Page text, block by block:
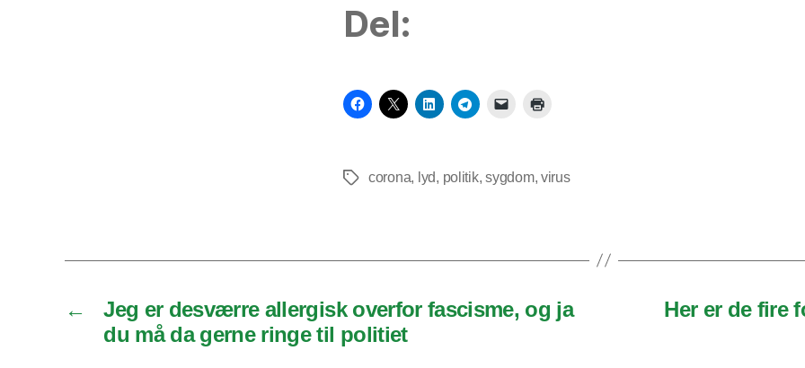
Del:
Tagscorona, lyd, politik,sygdom, virus
←
Jeg er desværre allergisk overfor fascisme, og ja
du må da gerne ringe til politiet
Her er de fire